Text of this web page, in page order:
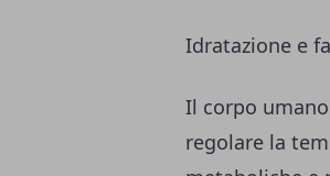
Idratazione e
Il corpo
regolare la